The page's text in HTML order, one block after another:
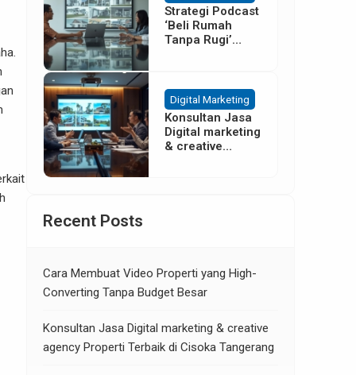
Strategi Podcast
‘Beli Rumah
Tanpa Rugi’
Digital Marketing
Konsultan Jasa
Digital marketing
& creative
Recent Posts
Cara Membuat Video Properti yang High-
Converting Tanpa Budget Besar
Konsultan Jasa Digital marketing & creative
agency Properti Terbaik di Cisoka Tangerang